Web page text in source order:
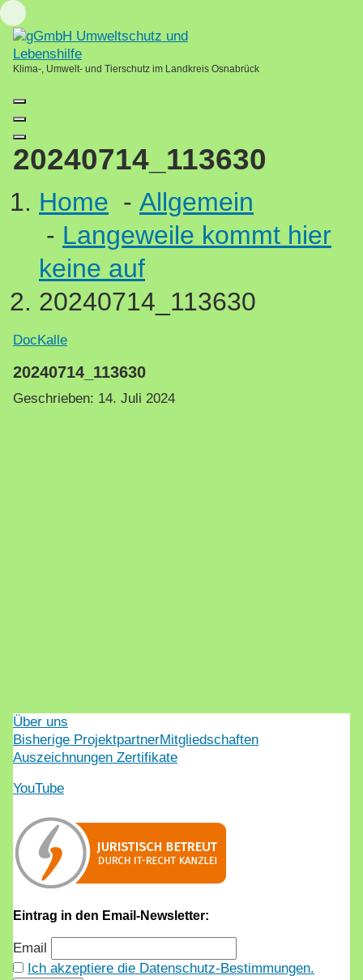
Skip
to
content
Loading...
Klima-, Umwelt- und Tierschutz im Landkreis Osnabrück
20240714_113630
Home - Allgemein
- Langeweile kommt hier
keine auf
20240714_113630
DocKalle
20240714_113630
Geschrieben: 14. Juli 2024
Über uns
Bisherige ProjektpartnerMitgliedschaften
Auszeichnungen Zertifikate
YouTube
Eintrag in den Email-Newsletter:
Email
Ich akzeptiere die Datenschutz-Bestimmungen.